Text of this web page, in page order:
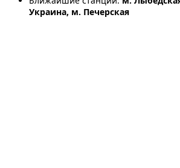
Украина, м. Печерская